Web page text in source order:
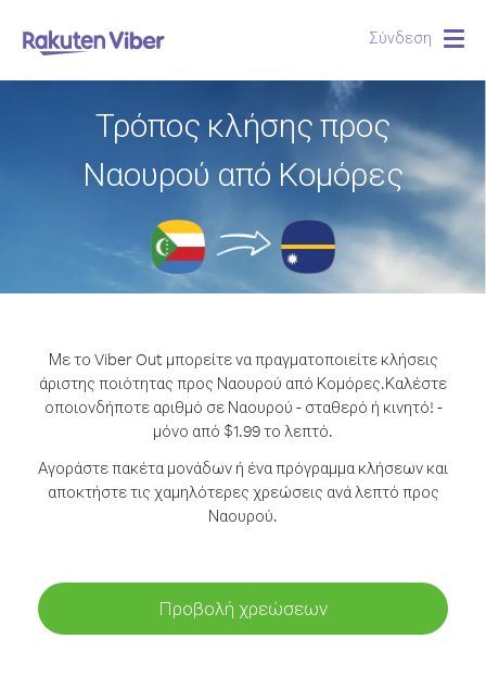
Σύνδεση
Τρόπος κλήσης προς
Ναουρού από Κομόρες
Με το Viber Out μπορείτε να πραγματοποιείτε κλήσεις
άριστης ποιότητας προς Ναουρού από Κομόρες.Καλέστε
οποιονδήποτε αριθμό σε Ναουρού - σταθερό ή κινητό! -
μόνο από $1.99 το λεπτό.
Αγοράστε πακέτα μονάδων ή ένα πρόγραμμα κλήσεων και
αποκτήστε τις χαμηλότερες χρεώσεις ανά λεπτό προς
Ναουρού.
Προβολή χρεώσεων